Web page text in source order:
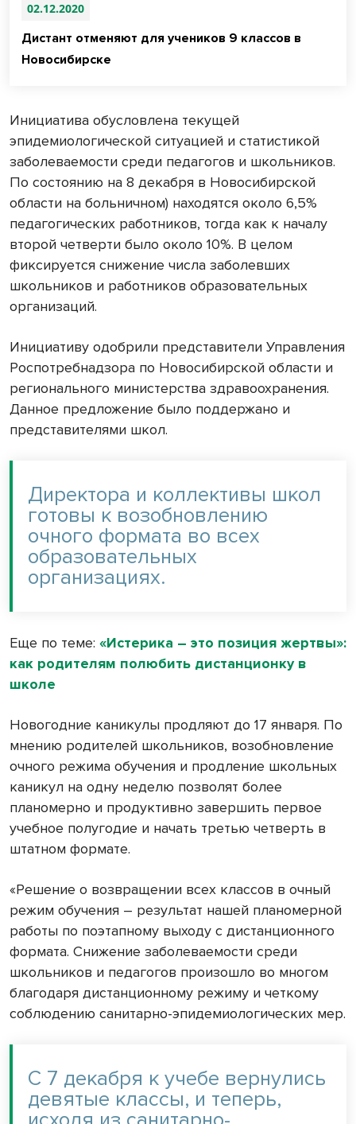
02.12.2020
Дистант отменяют для учеников 9 классов в
Новосибирске
Инициатива обусловлена текущей
эпидемиологической ситуацией и статистикой
заболеваемости среди педагогов и школьников.
По состоянию на 8 декабря в Новосибирской
области на больничном) находятся около 6,5%
педагогических работников, тогда как к началу
второй четверти было около 10%. В целом
фиксируется снижение числа заболевших
школьников и работников образовательных
организаций.
Инициативу одобрили представители Управления
Роспотребнадзора по Новосибирской области и
регионального министерства здравоохранения.
Данное предложение было поддержано и
представителями школ.
Директора и коллективы школ
готовы к возобновлению
очного формата во всех
образовательных
организациях.
Еще по теме: «Истерика – это позиция жертвы»:
как родителям полюбить дистанционку в
школе
Новогодние каникулы продляют до 17 января. По
мнению родителей школьников, возобновление
очного режима обучения и продление школьных
каникул на одну неделю позволят более
планомерно и продуктивно завершить первое
учебное полугодие и начать третью четверть в
штатном формате.
«Решение о возвращении всех классов в очный
режим обучения – результат нашей планомерной
работы по поэтапному выходу с дистанционного
формата. Снижение заболеваемости среди
школьников и педагогов произошло во многом
благодаря дистанционному режиму и четкому
соблюдению санитарно-эпидемиологических мер.
С 7 декабря к учебе вернулись
девятые классы, и теперь,